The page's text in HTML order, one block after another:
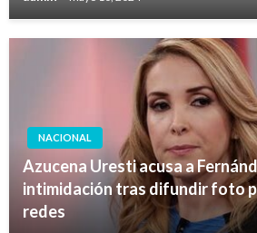
NACIONAL
Azucena Uresti acusa a
intimidación tras difundir foto
redes